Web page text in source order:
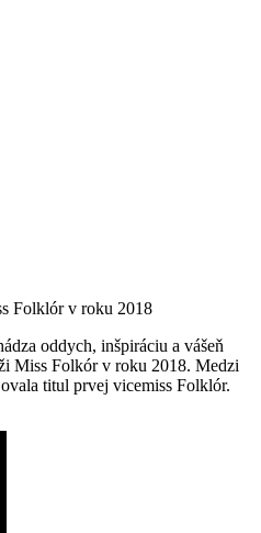
Folklór v roku 2018
oddych, inšpiráciu a vášeň
Miss Folkór v roku 2018. Medzi
titul prvej vicemiss Folklór.